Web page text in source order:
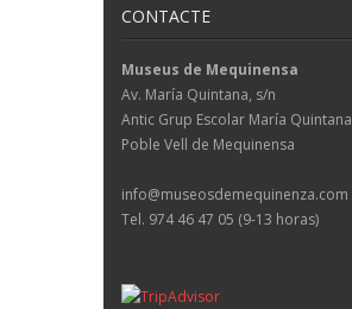
CONTACTE
Museus de Mequinensa
Av. María Quintana, s/n
Antic Grup Escolar María Quintana
Poble Vell de Mequinensa
info@museosdemequinenza.com
Tel. 974 46 47 05 (9-13 horas)